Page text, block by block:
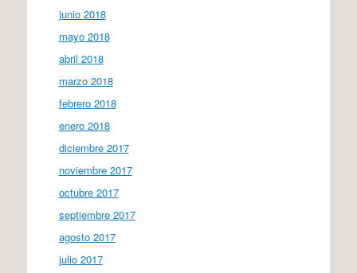
junio 2018
mayo 2018
abril 2018
marzo 2018
febrero 2018
enero 2018
diciembre 2017
noviembre 2017
octubre 2017
septiembre 2017
agosto 2017
julio 2017